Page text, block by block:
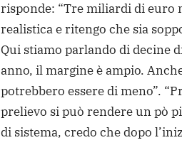
risponde: “Tre miliardi di euro
realistica e ritengo che sia
Qui stiamo parlando di decine
anno, il margine è ampio.
potrebbero essere di meno”.
prelievo si può rendere un pò
di sistema, credo che dopo